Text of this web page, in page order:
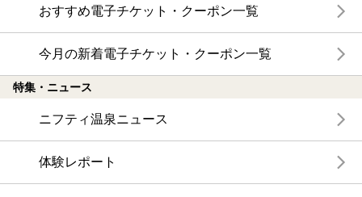
おすすめ電子チケット・クーポン一覧
今月の新着電子チケット・クーポン一覧
特集・ニュース
ニフティ温泉ニュース
体験レポート